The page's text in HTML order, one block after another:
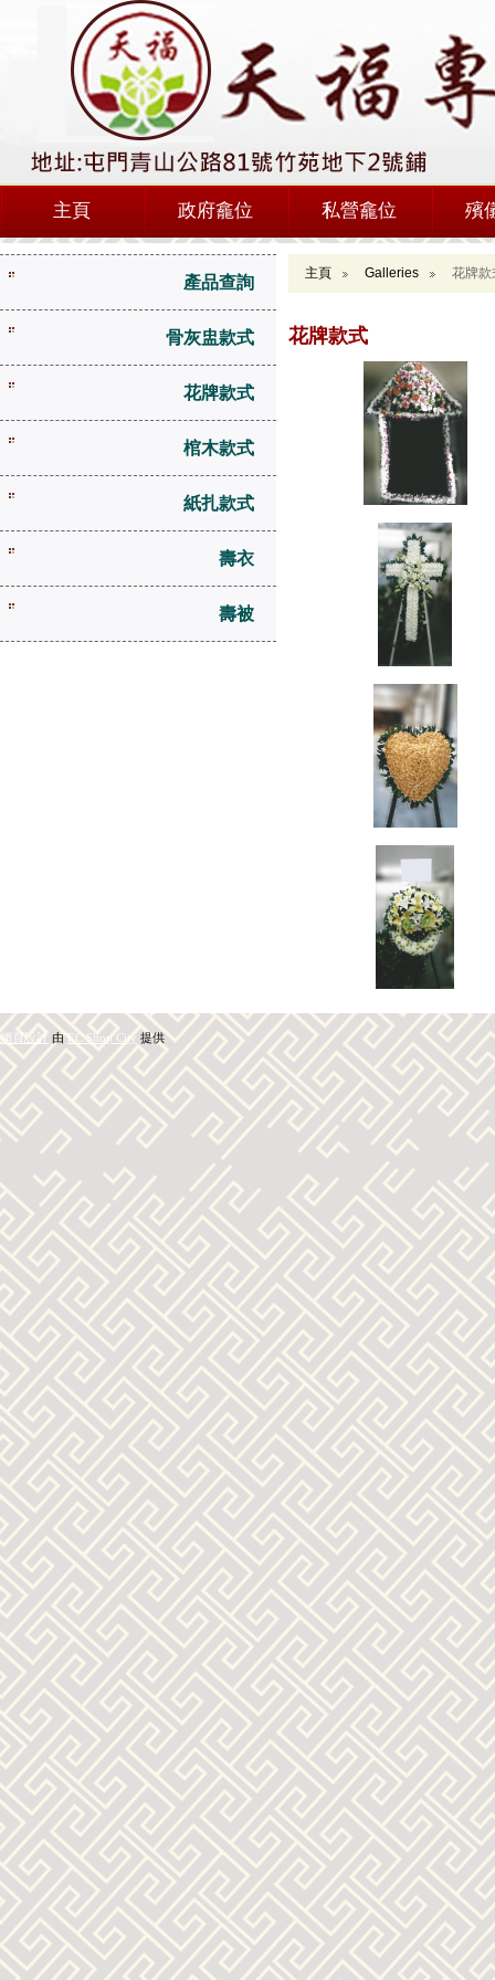
主頁 政府龕位 私營龕位 殯
產品查詢
骨灰盅款式
花牌款式
棺木款式
紙扎款式
壽衣
壽被
主頁 Galleries 花牌款
花牌款式
網頁設計 由EC Shop City 提供